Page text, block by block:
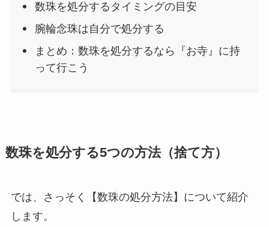
数珠を処分するタイミングの目安
腕輪念珠は自分で処分する
まとめ：数珠を処分するなら『お寺』に持
って行こう
数珠を処分する5つの方法（捨て方）
では、さっそく【数珠の処分方法】について紹介
します。